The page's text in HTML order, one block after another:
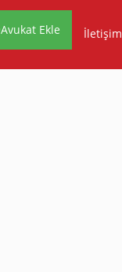
Avukat Ekle İletişim